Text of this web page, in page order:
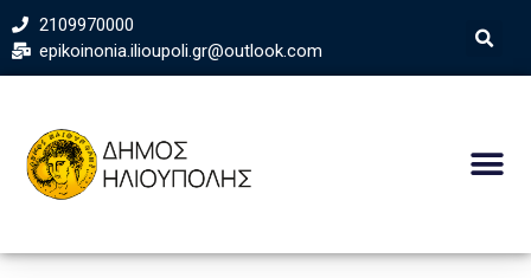
2109970000
epikoinonia.ilioupoli.gr@outlook.com